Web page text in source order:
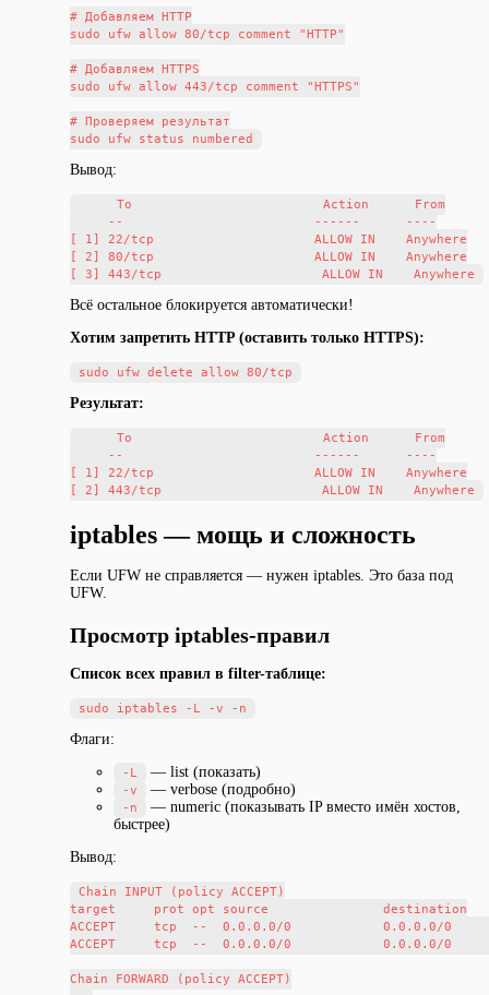
# Добавляем HTTP
sudo ufw allow 80/tcp comment "HTTP"
# Добавляем HTTPS
sudo ufw allow 443/tcp comment "HTTPS"
# Проверяем результат
Вывод:
     To                         Action      From
     --                         ------      ----
[ 1] 22/tcp                     ALLOW IN    Anywhere
[ 2] 80/tcp                     ALLOW IN    Anywhere
Всё остальное блокируется автоматически!
Хотим запретить HTTP (оставить только HTTPS):
Результат:
     To                         Action      From
     --                         ------      ----
[ 1] 22/tcp                     ALLOW IN    Anywhere
iptables — мощь и сложность
Если UFW не справляется — нужен iptables. Это база под
UFW.
Просмотр iptables-правил
Список всех правил в filter-таблице:
Флаги:
-L — list (показать)
-v — verbose (подробно)
-n
— numeric (показывать IP вместо имён хостов,
быстрее)
Вывод:
Chain INPUT (policy ACCEPT)
target     prot opt source               destination
ACCEPT     tcp  --  0.0.0.0/0            0.0.0.0/0
ACCEPT     tcp  --  0.0.0.0/0            0.0.0.0/0
Chain FORWARD (policy ACCEPT)